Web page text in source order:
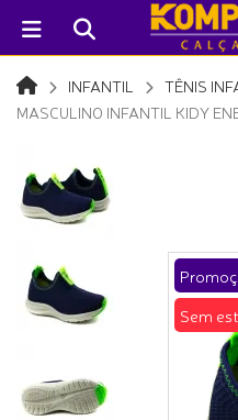
INFANTIL TÊNIS
MASCULINO INFANTIL KIDY
Sem